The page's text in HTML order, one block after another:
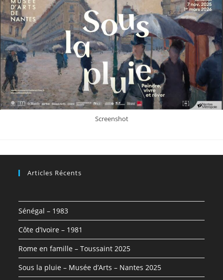
Screenshot
Articles Récents
Sénégal – 1983
Côte d’Ivoire – 1981
Rome en famille – Toussaint 2025
Sous la pluie – Musée d’Arts – Nantes 2025